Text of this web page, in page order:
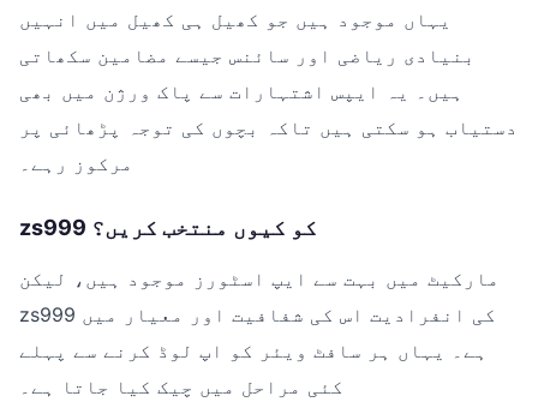
یہاں موجود ہیں جو کھیل ہی کھیل میں انہیں
بنیادی ریاضی اور سائنس جیسے مضامین سکھاتی
ہیں۔ یہ ایپس اشتہارات سے پاک ورژن میں بھی
دستیاب ہو سکتی ہیں تاکہ بچوں کی توجہ پڑھائی پر
مرکوز رہے۔
zs999 کو کیوں منتخب کریں؟
مارکیٹ میں بہت سے ایپ اسٹورز موجود ہیں، لیکن
zs999 کی انفرادیت اس کی شفافیت اور معیار میں
ہے۔ یہاں ہر سافٹ ویئر کو اپ لوڈ کرنے سے پہلے
کئی مراحل میں چیک کیا جاتا ہے۔